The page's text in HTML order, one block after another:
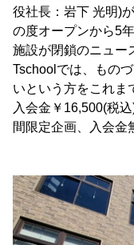
役社長：岩下 光明)
の度オープンから5
施設が閉鎖のニュー
Tschoolでは、もの
いという方をこれま
入会金￥16,500(税
間限定企画、入会金